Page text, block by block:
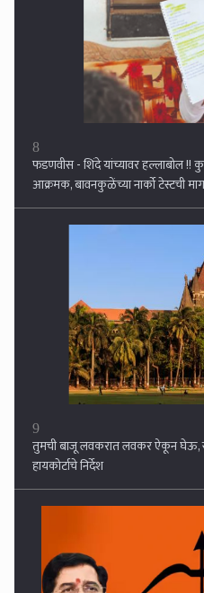
9
तुमची बाजू लवकरात लवकर ऐकून घेऊ,
हायकोर्टाचे निर्देश
10
शिवसेना कुणाची ? सर्वोच्च न्यायायात